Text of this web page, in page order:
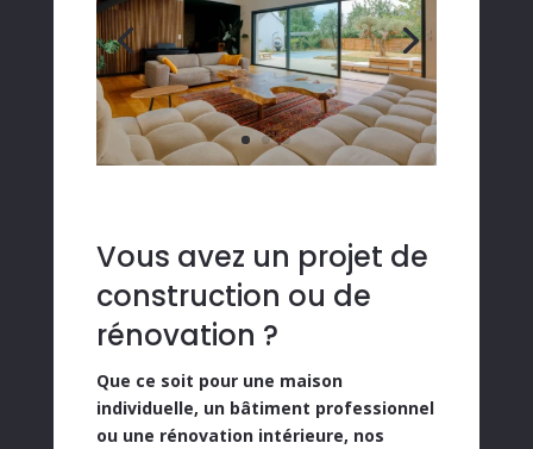
Vous avez un projet de
construction ou de
rénovation ?
Que ce soit pour une maison
individuelle, un bâtiment professionnel
ou une rénovation intérieure, nos